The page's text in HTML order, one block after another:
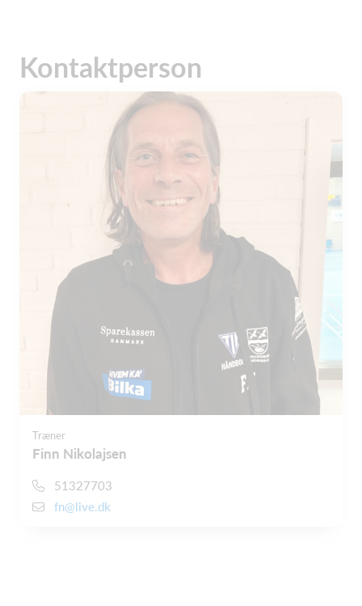
Kontaktperson
Træner
Finn Nikolajsen
51327703
fn@live.dk